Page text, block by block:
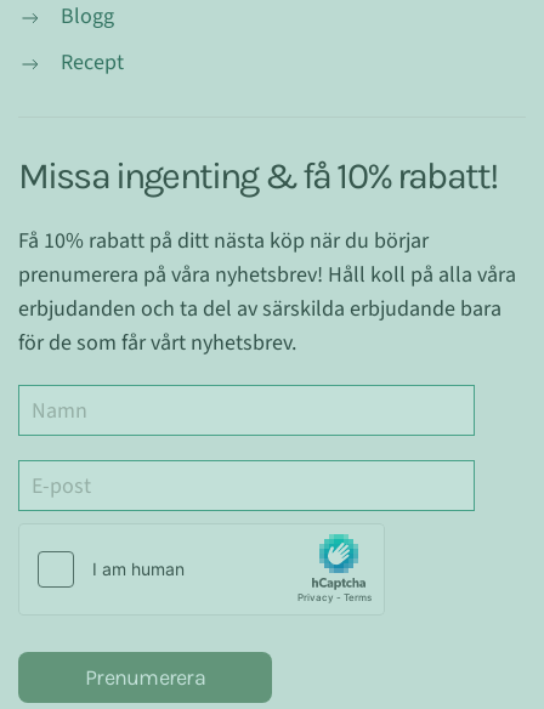
Blogg
Recept
Missa ingenting & få 10% rabatt!
Få 10% rabatt på ditt nästa köp när du börjar
prenumerera på våra nyhetsbrev! Håll koll på alla våra
erbjudanden och ta del av särskilda erbjudande bara
för de som får vårt nyhetsbrev.
Prenumerera